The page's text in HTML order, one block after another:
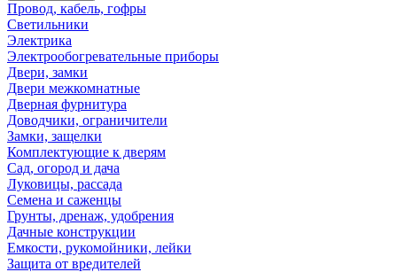
Провод, кабель, гофры
Светильники
Электрика
Электрообогревательные приборы
Двери, замки
Двери межкомнатные
Дверная фурнитура
Доводчики, ограничители
Замки, защелки
Комплектующие к дверям
Сад, огород и дача
Луковицы, рассада
Семена и саженцы
Грунты, дренаж, удобрения
Дачные конструкции
Емкости, рукомойники, лейки
Защита от вредителей